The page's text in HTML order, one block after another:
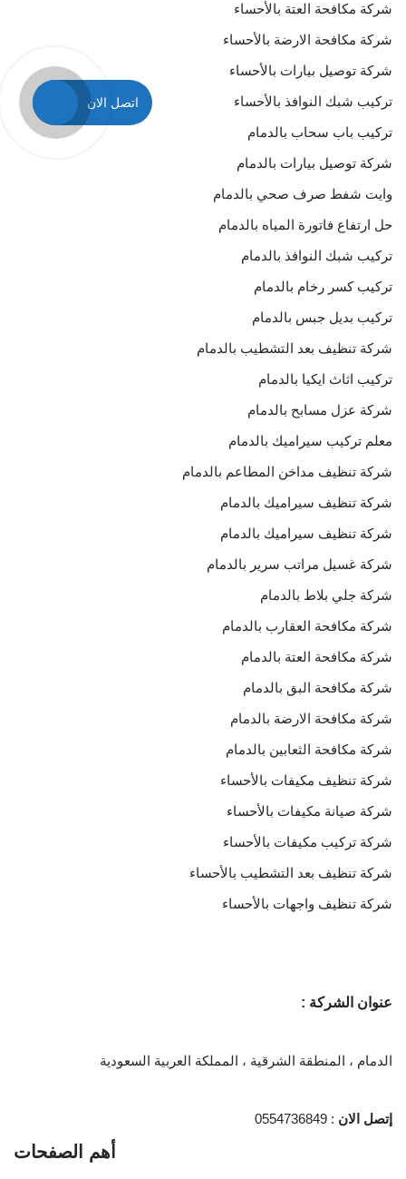
شركة مكافحة العتة بالأحساء
شركة مكافحة الارضة بالأحساء
شركة توصيل بيارات بالأحساء
تركيب شبك النوافذ بالأحساء
تركيب باب سحاب بالدمام
شركة توصيل بيارات بالدمام
وايت شفط صرف صحي بالدمام
حل ارتفاع فاتورة المياه بالدمام
تركيب شبك النوافذ بالدمام
تركيب كسر رخام بالدمام
تركيب بديل جبس بالدمام
شركة تنظيف بعد التشطيب بالدمام
تركيب اثاث ايكيا بالدمام
شركة عزل مسابح بالدمام
معلم تركيب سيراميك بالدمام
شركة تنظيف مداخن المطاعم بالدمام
شركة تنظيف سيراميك بالدمام
شركة تنظيف سيراميك بالدمام
شركة غسيل مراتب سرير بالدمام
شركة جلي بلاط بالدمام
شركة مكافحة العقارب بالدمام
شركة مكافحة العتة بالدمام
شركة مكافحة البق بالدمام
شركة مكافحة الارضة بالدمام
شركة مكافحة الثعابين بالدمام
شركة تنظيف مكيفات بالأحساء
شركة صيانة مكيفات بالأحساء
شركة تركيب مكيفات بالأحساء
شركة تنظيف بعد التشطيب بالأحساء
شركة تنظيف واجهات بالأحساء
عنوان الشركة :
الدمام ، المنطقة الشرقية ، المملكة العربية السعودية
إتصل الان : 0554736849
أهم الصفحات
اتصل الان